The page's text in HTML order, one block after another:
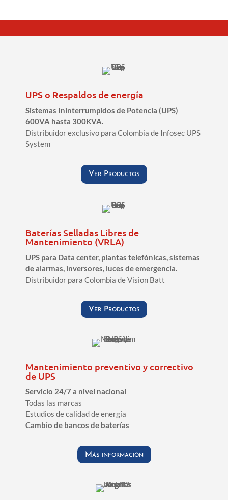
UPS o Respaldos de energía
Sistemas Ininterrumpidos de Potencia (UPS)
600VA hasta 300KVA.
Distribuidor exclusivo para Colombia de Infosec UPS
System
Ver Productos
Baterías Selladas Libres de
Mantenimiento (VRLA)
UPS para Data center, plantas telefónicas, sistemas
de alarmas, inversores, luces de emergencia.
Distribuidor para Colombia de Vision Batt
Ver Productos
Mantenimiento preventivo y correctivo
de UPS
Servicio 24/7 a nivel nacional
Todas las marcas
Estudios de calidad de energía
Cambio de bancos de baterías
Más información